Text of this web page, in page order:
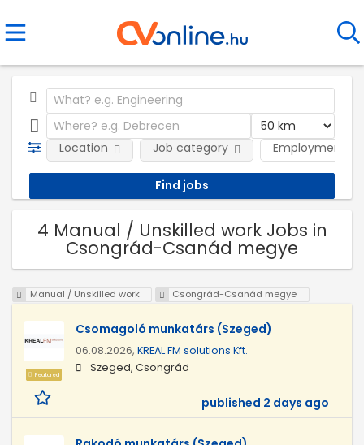
Employment
Location Job category
4 Manual / Unskilled work Jobs in
Csongrád-Csanád megye
Manual / Unskilled work Csongrád-Csanád megye
Featured
Csomagoló munkatárs (Szeged)
06.08.2026, KREAL FM solutions Kft.
Szeged, Csongrád
published 2 days ago